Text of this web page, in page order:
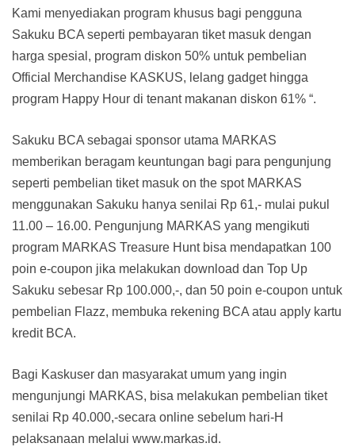
Kami menyediakan program khusus bagi pengguna
Sakuku BCA seperti pembayaran tiket masuk dengan
harga spesial, program diskon 50% untuk pembelian
Official Merchandise KASKUS, lelang gadget hingga
program Happy Hour di tenant makanan diskon 61% “.
Sakuku BCA sebagai sponsor utama MARKAS
memberikan beragam keuntungan bagi para pengunjung
seperti pembelian tiket masuk on the spot MARKAS
menggunakan Sakuku hanya senilai Rp 61,- mulai pukul
11.00 – 16.00. Pengunjung MARKAS yang mengikuti
program MARKAS Treasure Hunt bisa mendapatkan 100
poin e-coupon jika melakukan download dan Top Up
Sakuku sebesar Rp 100.000,-, dan 50 poin e-coupon untuk
pembelian Flazz, membuka rekening BCA atau apply kartu
kredit BCA.
Bagi Kaskuser dan masyarakat umum yang ingin
mengunjungi MARKAS, bisa melakukan pembelian tiket
senilai Rp 40.000,-secara online sebelum hari-H
pelaksanaan melalui www.markas.id.